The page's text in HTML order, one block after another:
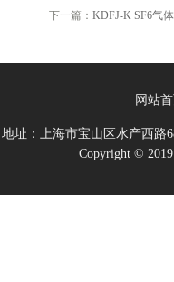
下一篇： KDFJ-K SF6气
网站
地址：上海市宝山区水产西路
Copyright ©